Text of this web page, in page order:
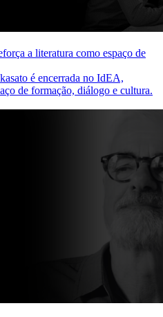
a literatura como espaço de
é encerrada no IdEA,
de formação, diálogo e cultura.